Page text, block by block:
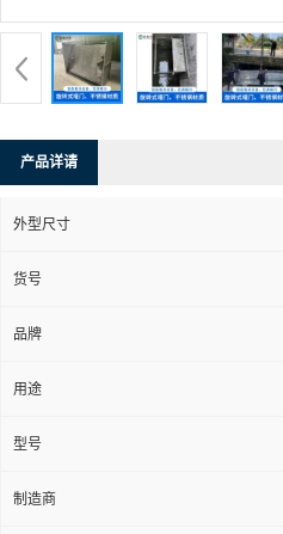
产品详请
外型尺寸
货号
品牌
用途
型号
制造商